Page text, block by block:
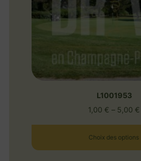
L1001953
1,00 € – 5,00 €
Choix des options